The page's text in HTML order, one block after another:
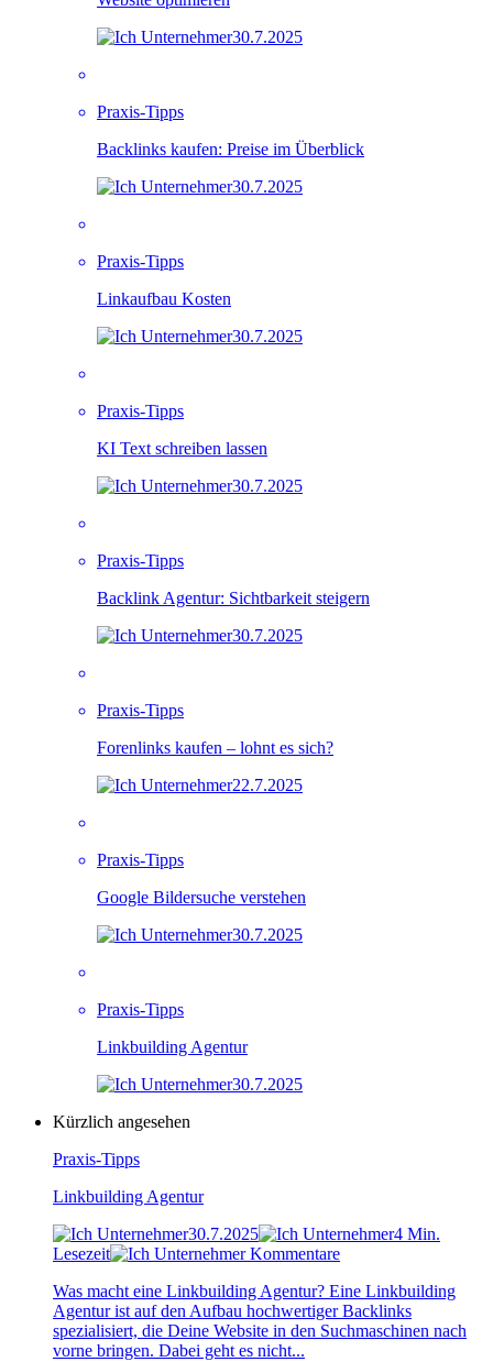
30.7.2025
Praxis-Tipps
Backlinks kaufen: Preise im Überblick
30.7.2025
Praxis-Tipps
Linkaufbau Kosten
30.7.2025
Praxis-Tipps
KI Text schreiben lassen
30.7.2025
Praxis-Tipps
Backlink Agentur: Sichtbarkeit steigern
30.7.2025
Praxis-Tipps
Forenlinks kaufen – lohnt es sich?
22.7.2025
Praxis-Tipps
Google Bildersuche verstehen
30.7.2025
Praxis-Tipps
Linkbuilding Agentur
30.7.2025
Kürzlich angesehen
Praxis-Tipps
Linkbuilding Agentur
30.7.2025
4 Min.
Lesezeit
Kommentare
Was macht eine Linkbuilding Agentur? Eine Linkbuilding
Agentur ist auf den Aufbau hochwertiger Backlinks
spezialisiert, die Deine Website in den Suchmaschinen nach
vorne bringen. Dabei geht es nicht...